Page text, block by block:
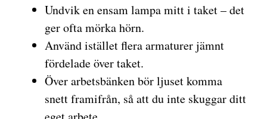
Undvik en ensam lampa mitt i taket – det
ger ofta mörka hörn.
Använd istället flera armaturer jämnt
fördelade över taket.
Över arbetsbänken bör ljuset komma
snett framifrån, så att du inte skuggar ditt